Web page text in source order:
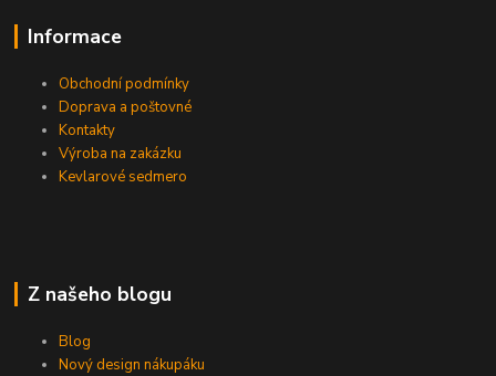
Informace
Obchodní podmínky
Doprava a poštovné
Kontakty
Výroba na zakázku
Kevlarové sedmero
Z našeho blogu
Blog
Nový design nákupáku